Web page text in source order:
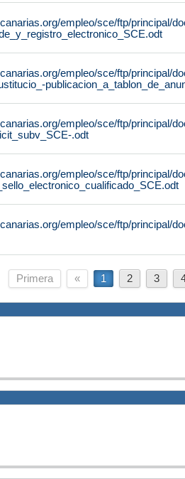
empleo/sce/ftp/principal/
empleo/sce/ftp/principal/
empleo/sce/ftp/principal/
.odt
empleo/sce/ftp/principal/
empleo/sce/ftp/principal/
Primera « 1 2 3